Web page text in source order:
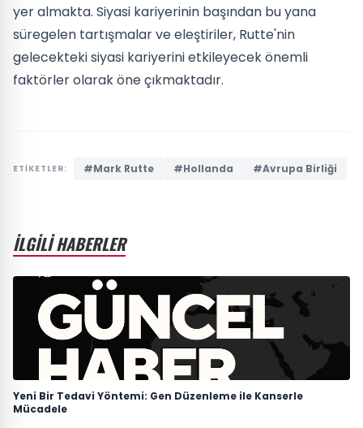
yer almakta. Siyasi kariyerinin başından bu yana
süregelen tartışmalar ve eleştiriler, Rutte'nin
gelecekteki siyasi kariyerini etkileyecek önemli
faktörler olarak öne çıkmaktadır.
ETİKETLER: #Mark Rutte #Hollanda #Avrupa Birliği
İLGİLİ HABERLER
Yeni Bir Tedavi Yöntemi: Gen Düzenleme ile Kanserle
Mücadele